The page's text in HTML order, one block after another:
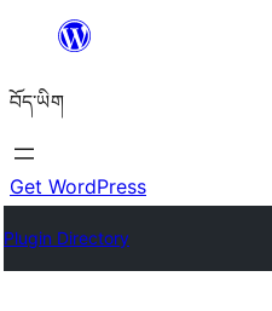
content
བོད་ཡིག
Get WordPress
Plugin Directory